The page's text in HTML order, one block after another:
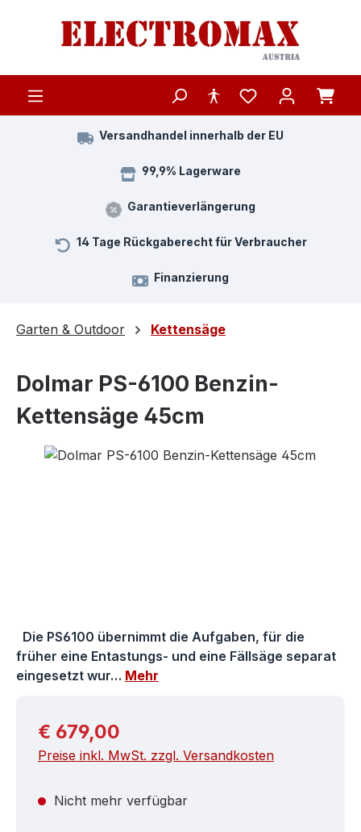
Zum Hauptinhalt springen
Versandhandel innerhalb der EU
99,9% Lagerware
Garantieverlängerung
14 Tage Rückgaberecht für Verbraucher
Finanzierung
Garten & Outdoor Kettensäge
Dolmar PS-6100 Benzin-
Kettensäge 45cm
Bildergalerie überspringen
Die PS6100 übernimmt die Aufgaben, für die
früher eine Entastungs- und eine Fällsäge separat
eingesetzt wur… Mehr
Regulärer Preis:
€ 679,00
Preise inkl. MwSt. zzgl. Versandkosten
Nicht mehr verfügbar